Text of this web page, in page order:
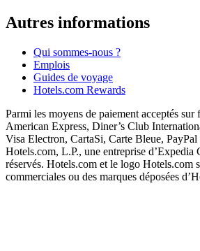
Autres informations
Qui sommes-nous ?
Emplois
Guides de voyage
Hotels.com Rewards
Parmi les moyens de paiement acceptés
American Express, Diner’s Club
Visa Electron, CartaSi, Carte Bleue, PayPal
Hotels.com, L.P., une entreprise d’Expedia
réservés. Hotels.com et le logo Hotels.com
commerciales ou des marques déposées